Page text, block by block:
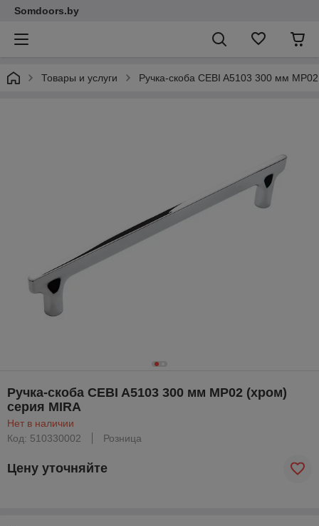
Somdoors.by
Товары и услуги Ручка-скоба CEBI A5103 300 мм
Ручка-скоба CEBI A5103 300 мм MP02 (хром)
серия MIRA
Нет в наличии
Код: 510330002
Розница
Цену уточняйте